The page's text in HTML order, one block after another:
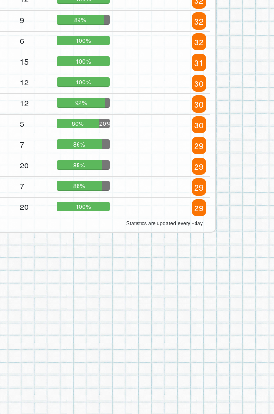
9 89% 32
6 100% 32
15 100% 31
12 100% 30
12 92% 30
5 80% 20% 30
7 86% 29
20 85% 29
7 86% 29
20 100% 29
Statistics are updated every ~day